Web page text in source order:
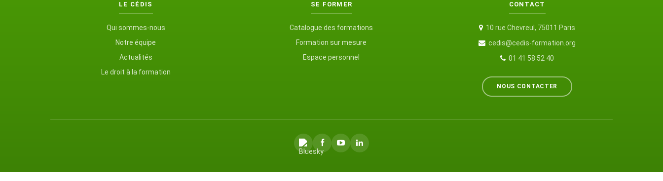
LE CÉDIS
Qui sommes-nous
Notre équipe
Actualités
Le droit à la formation
SE FORMER
Catalogue des formations
Formation sur mesure
Espace personnel
CONTACT
10 rue Chevreul, 75011 Paris
cedis@cedis-formation.org
01 41 58 52 40
NOUS CONTACTER